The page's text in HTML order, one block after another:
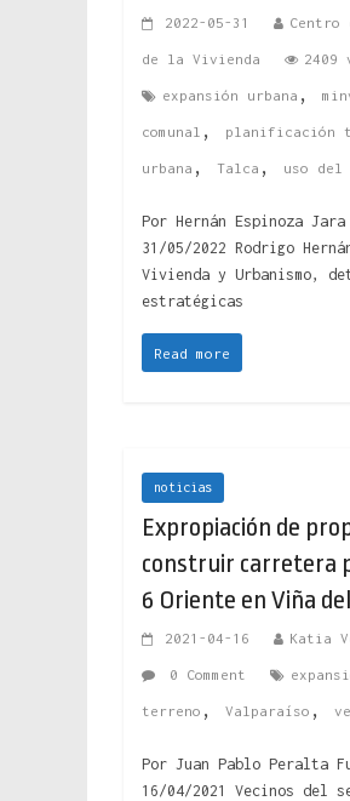
2022-05-31 Centro
de la Vivienda
expansión urbana ,
comunal , planificación
urbana , Talca , uso del
Por Hernán Espinoza
31/05/2022 Rodrigo
Vivienda y Urbanismo,
estratégicas
Read more
noticias
Expropiación de
construir carretera
6 Oriente en Viña
2021-04-16 Katia
0 Comment
terreno , Valparaíso ,
Por Juan Pablo Peralta
16/04/2021 Vecinos del